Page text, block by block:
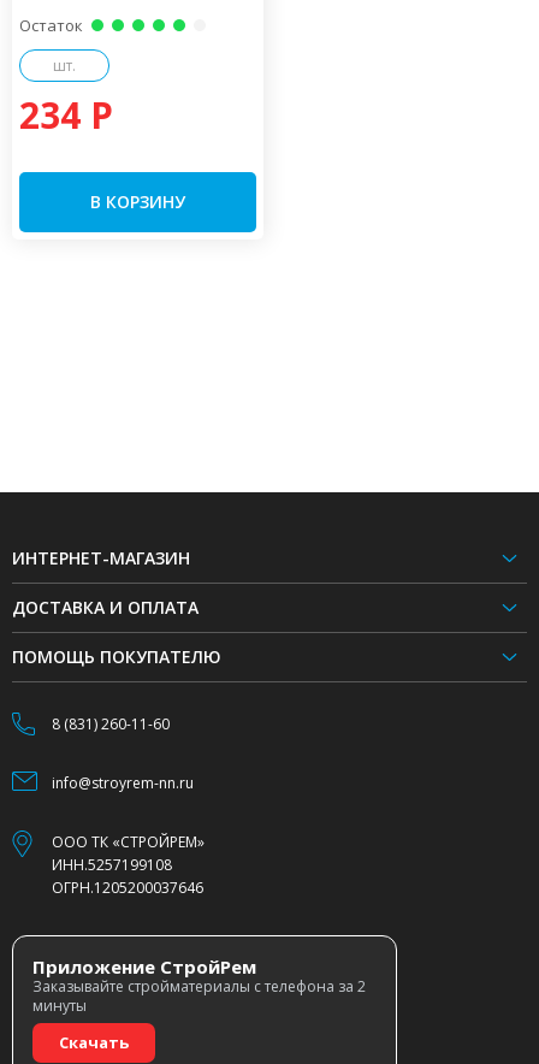
Остаток
шт.
234 P
В КОРЗИНУ
ИНТЕРНЕТ-МАГАЗИН
ДОСТАВКА И ОПЛАТА
ПОМОЩЬ ПОКУПАТЕЛЮ
8 (831) 260-11-60
info@stroyrem-nn.ru
ООО ТК «СТРОЙРЕМ»
ИНН.5257199108
ОГРН.1205200037646
Приложение СтройРем
Заказывайте стройматериалы с телефона за 2
минуты
Скачать